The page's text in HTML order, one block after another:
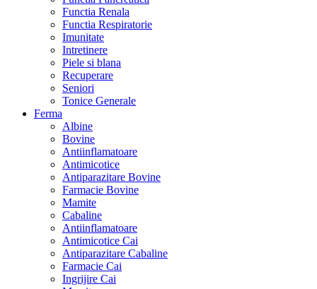
Functia Renala
Functia Respiratorie
Imunitate
Intretinere
Piele si blana
Recuperare
Seniori
Tonice Generale
Ferma
Albine
Bovine
Antiinflamatoare
Antimicotice
Antiparazitare Bovine
Farmacie Bovine
Mamite
Cabaline
Antiinflamatoare
Antimicotice Cai
Antiparazitare Cabaline
Farmacie Cai
Ingrijire Cai